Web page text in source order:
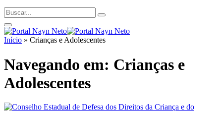
Início » Crianças e Adolescentes
Navegando em: Crianças e
Adolescentes